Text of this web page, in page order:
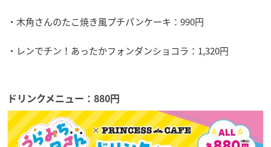
・木角さんのたこ焼き風プチパンケーキ：990円
・レンでチン！あったかフォンダンショコラ：1,320円
ドリンクメニュー：880円